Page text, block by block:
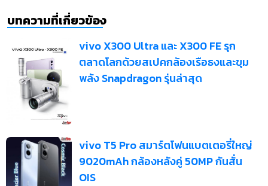
บทความที่เกี่ยวข้อง
vivo X300 Ultra และ X300 FE รุก
ตลาดโลกด้วยสเปคกล้องเรือธงและขุม
พลัง Snapdragon รุ่นล่าสุด
vivo T5 Pro สมาร์ตโฟนแบตเตอรี่ใหญ่
9020mAh กล้องหลังคู่ 50MP กันสั่น
OIS